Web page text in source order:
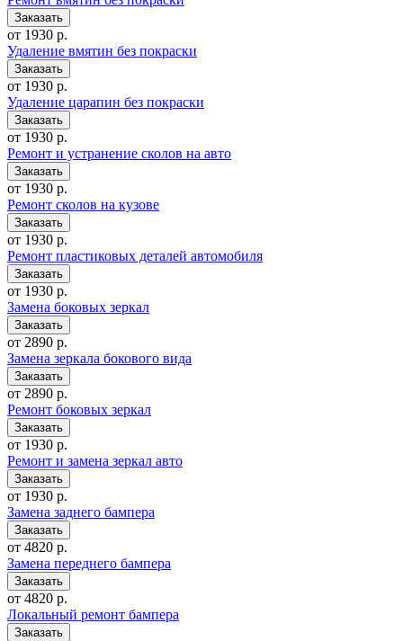
от 1930 р.
Удаление вмятин без покраски
от 1930 р.
Удаление царапин без покраски
от 1930 р.
Ремонт и устранение сколов на авто
от 1930 р.
Ремонт сколов на кузове
от 1930 р.
Ремонт пластиковых деталей автомобиля
от 1930 р.
Замена боковых зеркал
от 2890 р.
Замена зеркала бокового вида
от 2890 р.
Ремонт боковых зеркал
от 1930 р.
Ремонт и замена зеркал авто
от 1930 р.
Замена заднего бампера
от 4820 р.
Замена переднего бампера
от 4820 р.
Локальный ремонт бампера